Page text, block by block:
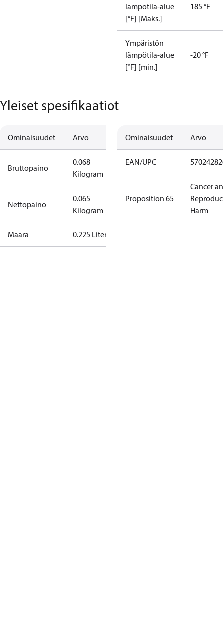
lämpötila-alue
[°F] [Maks.]
185 °F
Ympäristön
lämpötila-alue
[°F] [min.]
-20 °F
Yleiset spesifikaatiot
Ominaisuudet Arvo
Bruttopaino
0.068
Kilogram
Nettopaino
0.065
Kilogram
Määrä 0.225 Liter
Ominaisuudet Arvo
EAN/UPC
Proposition 65
Cancer
Harm